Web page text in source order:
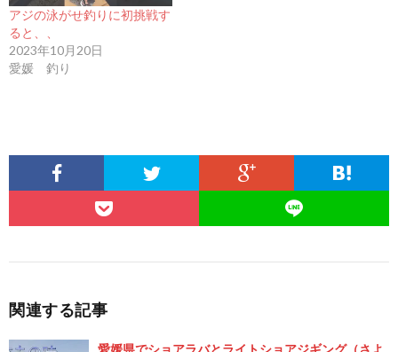
アジの泳がせ釣りに初挑戦す
ると、、
2023年10月20日
愛媛 釣り
関連する記事